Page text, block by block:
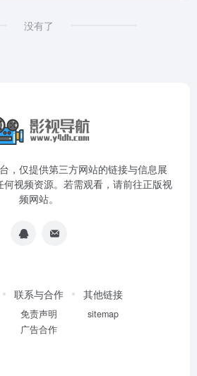
没有了
，仅提供第三方网站的链接与信息展
视频资源。若需观看，请前往正版视
频网站。
联系与合作
免责声明
广告合作
其他链接
sitemap